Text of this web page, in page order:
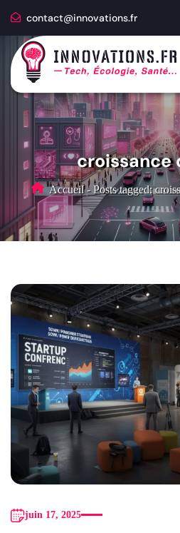
contact@innovations.fr
croissance
Accueil - Posts tagged:
juin 17, 2025